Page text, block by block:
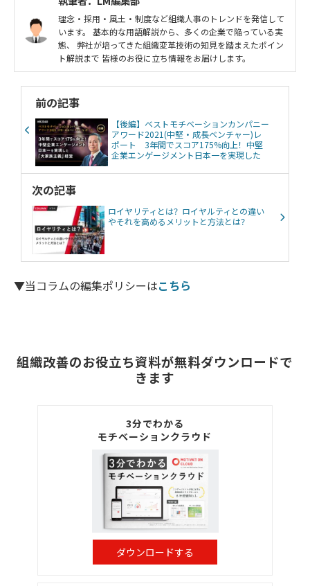
理念・採用・風土・制度など組織人事のトレンドを発信して
います。 基本的な用語解説から、多くの企業で陥っている実
態、 弊社が培ってきた組織変革技術の知見を踏まえたポイン
ト解説まで 皆様のお役に立ち情報をお届けします。
前の記事
【後編】ベストモチベーションカンパニー
アワード2021(中堅・成長ベンチャー)レ
ポート 3年間でスコア175%向上！中堅
企業エンゲージメント日本一を実現した
次の記事
ロイヤリティとは？ロイヤルティとの違い
やそれを高めるメリットと方法とは？
▼当コラムの編集ポリシーはこちら
組織改善のお役立ち資料が無料ダウンロードで
きます
3分でわかる
モチベーションクラウド
ダウンロードする